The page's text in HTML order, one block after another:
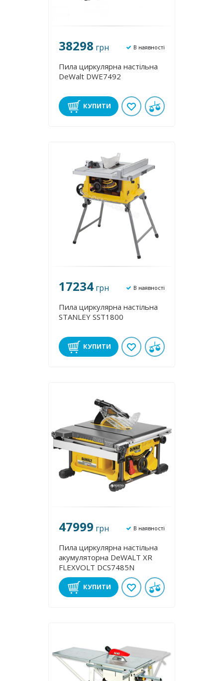
38298 грн В наявності
Пила циркулярна настільна
DeWalt DWE7492
КУПИТИ
17234 грн В наявності
Пила циркулярна настільна
STANLEY SST1800
КУПИТИ
47999 грн В наявності
Пила циркулярна настільна
акумуляторна DeWALT XR
FLEXVOLT DCS7485N
КУПИТИ